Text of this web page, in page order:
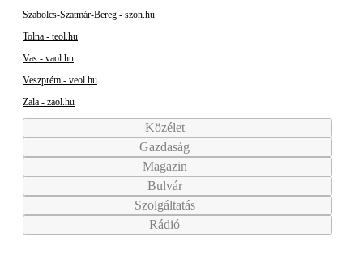
Szabolcs-Szatmár-Bereg - szon.hu
Tolna - teol.hu
Vas - vaol.hu
Veszprém - veol.hu
Zala - zaol.hu
Közélet
Gazdaság
Magazin
Bulvár
Szolgáltatás
Rádió